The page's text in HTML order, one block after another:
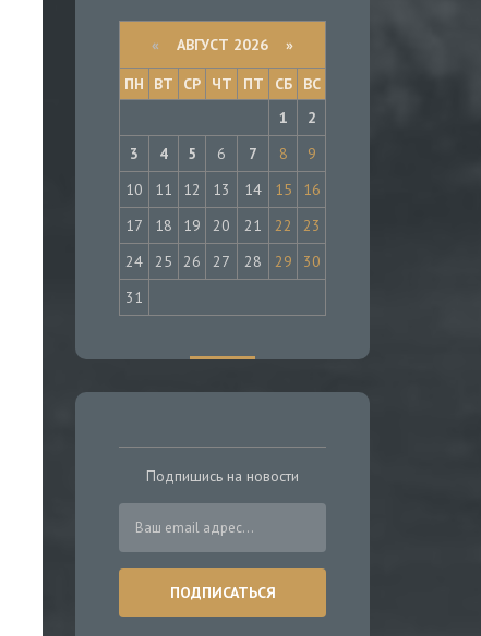
« АВГУСТ 2026 »
ПН
ВТ СР ЧТ ПТ СБ
ВС
1
2
3
4 5 6 7 8
9
10
11 12 13 14 15
16
17
18 19 20 21 22
23
24
25 26 27 28 29
30
31
Подпишись на новости